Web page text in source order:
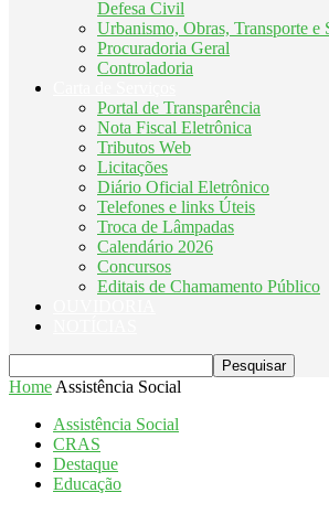
Defesa Civil
Urbanismo, Obras, Transporte e
Procuradoria Geral
Controladoria
Portal de Transparência
Nota Fiscal Eletrônica
Tributos Web
Licitações
Diário Oficial Eletrônico
Telefones e links Úteis
Troca de Lâmpadas
Calendário 2026
Concursos
Editais de Chamamento Público
Home Assistência Social
Assistência Social
CRAS
Destaque
Educação